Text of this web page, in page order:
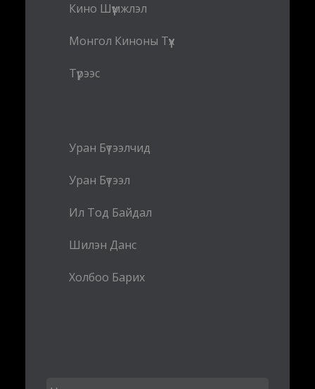
Кино Шүүмжлэл
Монгол Киноны Түүх
Түрээс
Уран Бүтээлчид
Уран Бүтээл
Ил Тод Байдал
Шилэн Данс
Холбоо Барих